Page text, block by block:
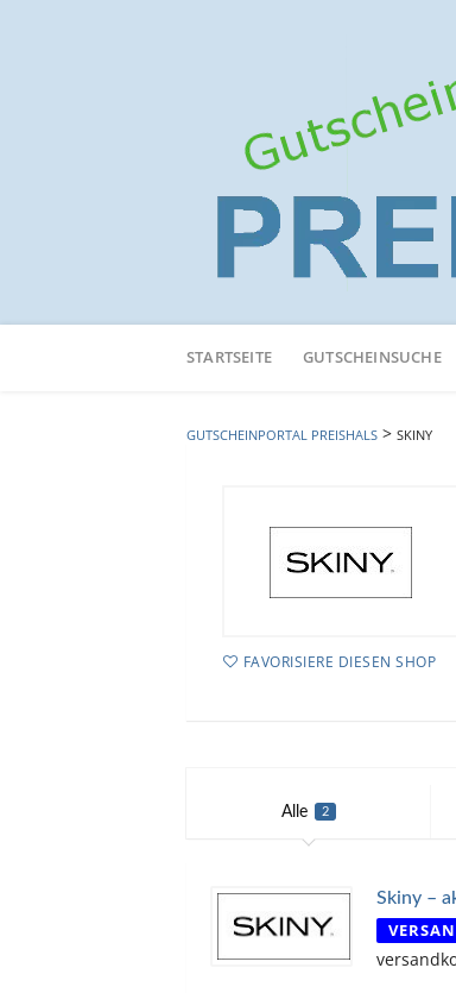
Online-
STARTSEITE GUTSCHEINSUCHE
GUTSCHEINPORTAL PREISHALS > SKINY
FAVORISIERE DIESEN SHOP
Alle 2
Skiny –